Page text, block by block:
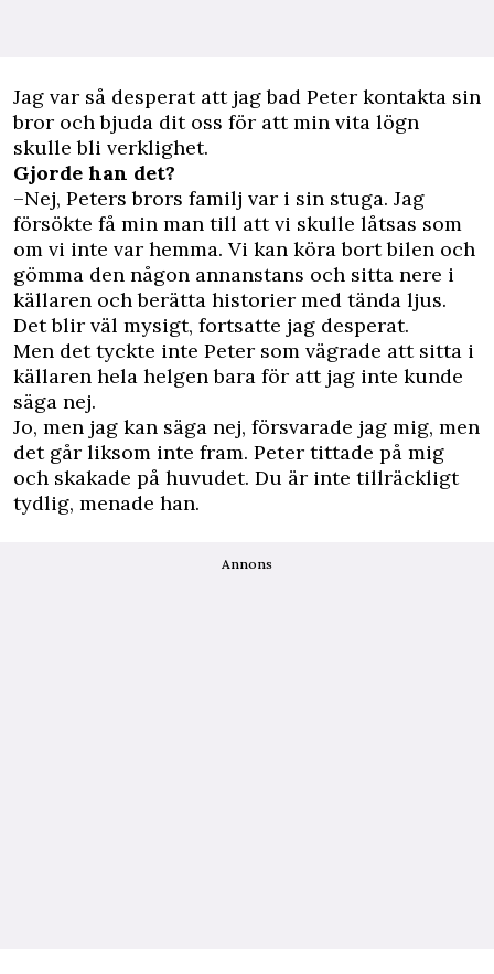
Jag var så desperat att jag bad Peter kontakta sin
bror och bjuda dit oss för att min vita lögn
skulle bli verklighet.
Gjorde han det?
–Nej, Peters brors familj var i sin stuga. Jag
försökte få min man till att vi skulle låtsas som
om vi inte var hemma. Vi kan köra bort bilen och
gömma den någon annanstans och sitta nere i
källaren och berätta historier med tända ljus.
Det blir väl mysigt, fortsatte jag desperat.
Men det tyckte inte Peter som vägrade att sitta i
källaren hela helgen bara för att jag inte kunde
säga nej.
Jo, men jag kan säga nej, försvarade jag mig, men
det går liksom inte fram. Peter tittade på mig
och skakade på huvudet. Du är inte tillräckligt
tydlig, menade han.
Annons